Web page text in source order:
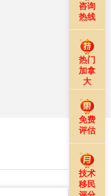
咨询
热线
热门
加拿
大
免费
评估
技术
移民